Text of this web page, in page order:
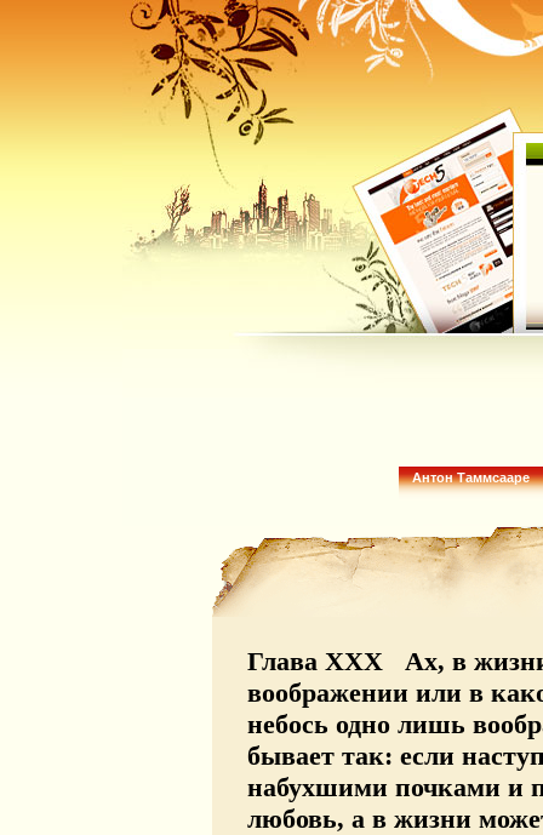
Антон Таммсааре
Глава XXX Ах, в
воображении или в
небось одно лишь
бывает так: если
набухшими почками и
любовь, а в жизни